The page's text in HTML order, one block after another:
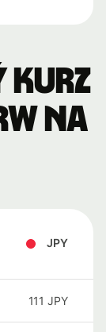
kurz
na
JPY
111 JPY